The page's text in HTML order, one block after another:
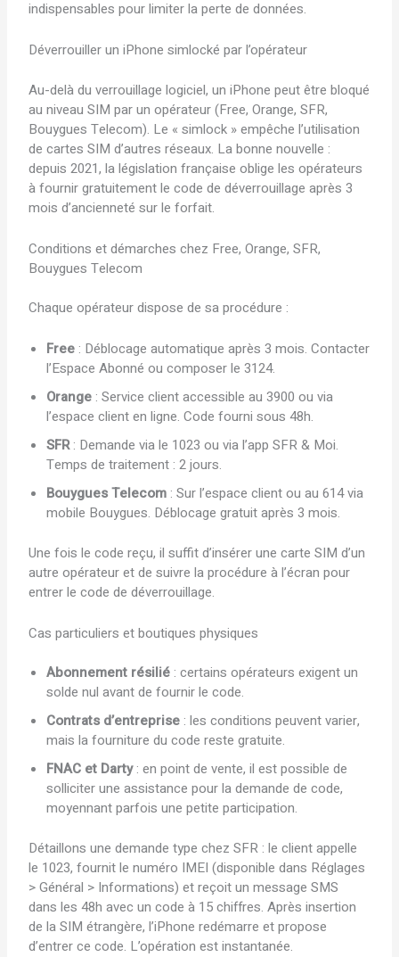
indispensables pour limiter la perte de données.
Déverrouiller un iPhone simlocké par l’opérateur
Au-delà du verrouillage logiciel, un iPhone peut être bloqué
au niveau SIM par un opérateur (Free, Orange, SFR,
Bouygues Telecom). Le « simlock » empêche l’utilisation
de cartes SIM d’autres réseaux. La bonne nouvelle :
depuis 2021, la législation française oblige les opérateurs
à fournir gratuitement le code de déverrouillage après 3
mois d’ancienneté sur le forfait.
Conditions et démarches chez Free, Orange, SFR,
Bouygues Telecom
Chaque opérateur dispose de sa procédure :
Free : Déblocage automatique après 3 mois. Contacter
l’Espace Abonné ou composer le 3124.
Orange : Service client accessible au 3900 ou via
l’espace client en ligne. Code fourni sous 48h.
SFR: Demande via le 1023 ou via l’app SFR & Moi.
Temps de traitement : 2 jours.
Bouygues Telecom : Sur l’espace client ou au 614 via
mobile Bouygues. Déblocage gratuit après 3 mois.
Une fois le code reçu, il suffit d’insérer une carte SIM d’un
autre opérateur et de suivre la procédure à l’écran pour
entrer le code de déverrouillage.
Cas particuliers et boutiques physiques
Abonnement résilié : certains opérateurs exigent un
solde nul avant de fournir le code.
Contrats d’entreprise : les conditions peuvent varier,
mais la fourniture du code reste gratuite.
FNAC et Darty: en point de vente, il est possible de
solliciter une assistance pour la demande de code,
moyennant parfois une petite participation.
Détaillons une demande type chez SFR : le client appelle
le 1023, fournit le numéro IMEI (disponible dans Réglages
> Général > Informations) et reçoit un message SMS
dans les 48h avec un code à 15 chiffres. Après insertion
de la SIM étrangère, l’iPhone redémarre et propose
d’entrer ce code. L’opération est instantanée.